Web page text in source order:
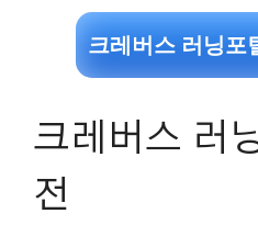
크레버스 러닝포
크레버스 러
전